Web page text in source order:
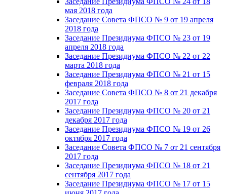
мая 2018 года
Заседание Совета ФПСО № 9 от 19 апреля
2018 года
Заседание Президиума ФПСО № 23 от 19
апреля 2018 года
Заседание Президиума ФПСО № 22 от 22
марта 2018 года
Заседание Президиума ФПСО № 21 от 15
февраля 2018 года
Заседание Совета ФПСО № 8 от 21 декабря
2017 года
Заседание Президиума ФПСО № 20 от 21
декабря 2017 года
Заседание Президиума ФПСО № 19 от 26
октября 2017 года
Заседание Совета ФПСО № 7 от 21 сентября
2017 года
Заседание Президиума ФПСО № 18 от 21
сентября 2017 года
Заседание Президиума ФПСО № 17 от 15